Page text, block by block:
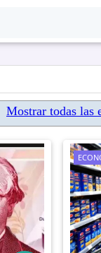
Mostrar todas las